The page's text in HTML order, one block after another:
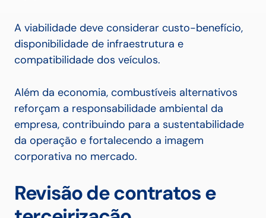
A viabilidade deve considerar custo-benefício,
disponibilidade de infraestrutura e
compatibilidade dos veículos.
Além da economia, combustíveis alternativos
reforçam a responsabilidade ambiental da
empresa, contribuindo para a sustentabilidade
da operação e fortalecendo a imagem
corporativa no mercado.
Revisão de contratos e